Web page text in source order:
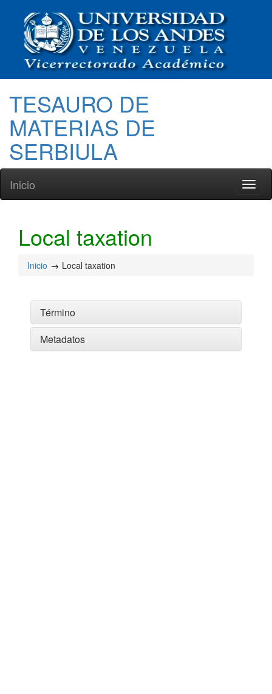
TESAURO DE
MATERIAS DE
SERBIULA
Inicio
Local taxation
Inicio Local taxation
Término
Metadatos